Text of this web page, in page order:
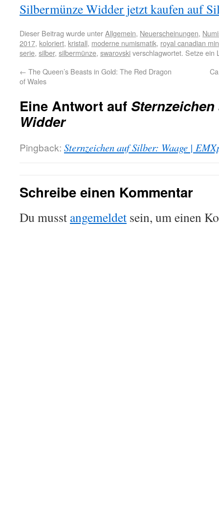
Silbermünze Widder jetzt kaufen auf
Dieser Beitrag wurde unterAllgemein, Neuerscheinungen,
2017, koloriert, kristall, moderne numismatik, royal canadian
serie, silber, silbermünze, swarovskiverschlagwortet. Setze ein
← The Queen’s Beasts in Gold: The Red Dragon
of Wales
Eine Antwort auf
Widder
Pingback: Sternzeichen auf Silber: Waage |
Schreibe einen Kommentar
Du musst angemeldet sein, um einen